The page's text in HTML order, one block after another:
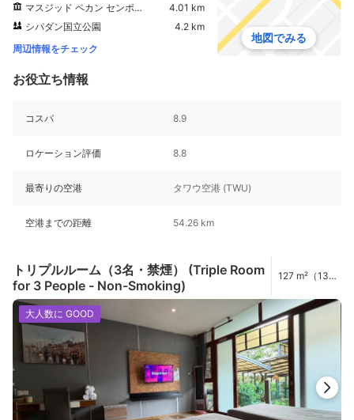
マスジッド ペカン センポルナ
4.01 km
シパダン国立公園
4.2 km
周辺情報をチェック
地図でみる
お役立ち情報
コスパ 8.9
ロケーション評価 8.8
最寄りの空港 タワウ空港 (TWU)
空港までの距離 54.26 km
トリプルルーム（3名・禁煙） (Triple Room
for 3 People - Non-Smoking)
127 m²（1367
大人数に GOOD